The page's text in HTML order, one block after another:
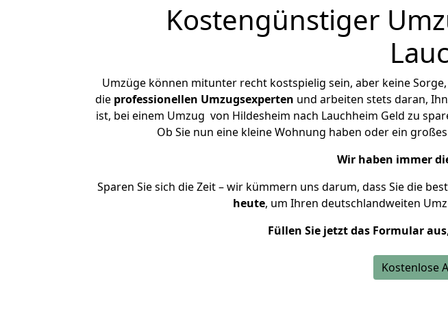
Kostengünstiger
Umzüge können mitunter recht kostspielig sein, aber keine
die professionellen Umzugsexperten und arbeiten stets daran,
ist, bei einem Umzug von Hildesheim nach Lauchheim Geld zu
Ob Sie nun eine kleine Wohnung haben oder ein
Wir haben immer
Sparen Sie sich die Zeit – wir kümmern uns darum, dass Sie die
heute, um Ihren deutschlandweiten
Füllen Sie jetzt das Formular aus
Kostenlose